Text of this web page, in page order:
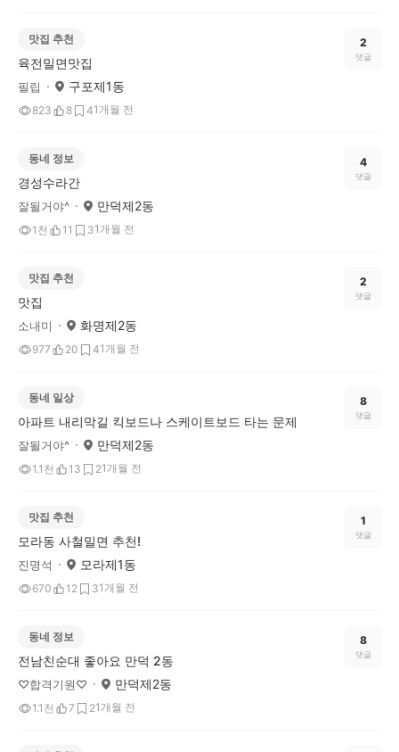
맛집 추천
육전밀면맛집
필립 구포제1동
823 8 41개월 전
2
댓글
동네 정보
경성수라간
잘될거야^ 만덕제2동
1천 11 31개월 전
4
댓글
맛집 추천
맛집
소내미 화명제2동
977 20 41개월 전
2
댓글
동네 일상
아파트 내리막길 킥보드나 스케이트보드 타는 문제
잘될거야^ 만덕제2동
1.1천 13 21개월 전
8
댓글
맛집 추천
모라동 사철밀면 추천!
진명석 모라제1동
670 12 31개월 전
1
댓글
동네 정보
전남친순대 좋아요 만덕 2동
♡합격기원♡ 만덕제2동
1.1천 7 21개월 전
8
댓글